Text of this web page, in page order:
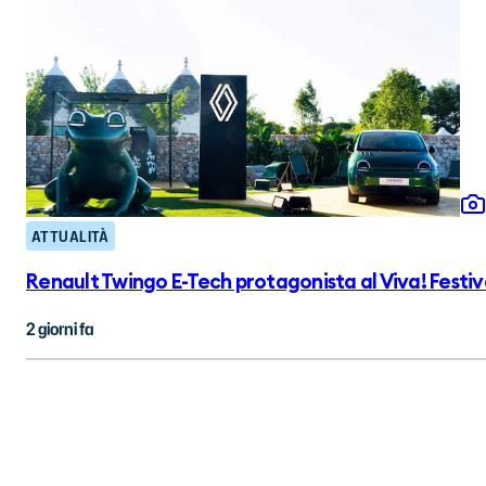
ATTUALITÀ
Renault Twingo E-Tech protagonista al Viva!
2 giorni fa